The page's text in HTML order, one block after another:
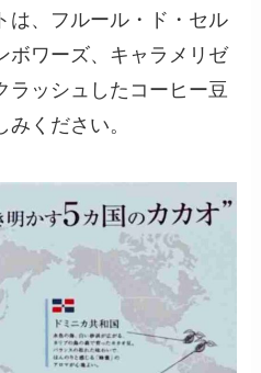
は、フルール・ド・セル
ボワーズ、キャラメリゼ
ラッシュしたコーヒー豆
ください。